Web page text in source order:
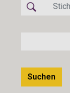
Suchen